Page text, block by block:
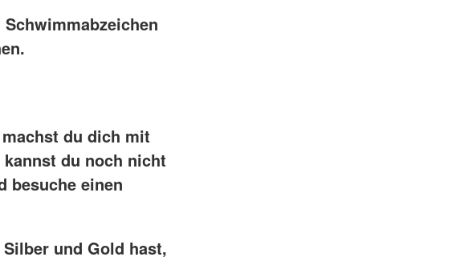
du dich mit
du noch nicht
besuche einen
und Gold hast,